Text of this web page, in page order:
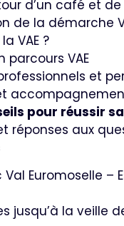
d’un café et de
de la démarche
VAE ?
parcours VAE
et
pour réussir sa
réponses aux
Val Euromoselle
jusqu’à la veille